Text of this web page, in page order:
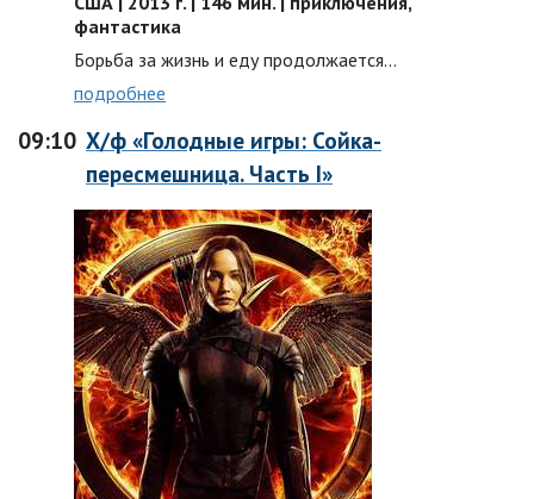
фантастика
Борьба за жизнь и еду продолжается...
подробнее
09:10 Х/ф «Голодные игры: Сойка-
пересмешница. Часть I»